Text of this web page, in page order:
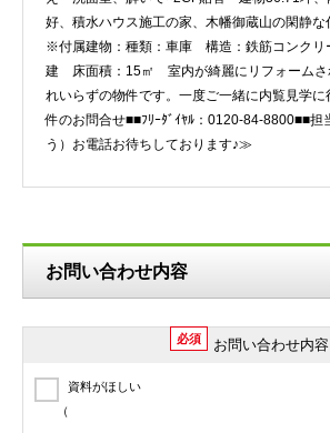
好、積水ハウス施工の家、木幡御蔵山の閑静
※付属建物：種類：車庫 構造：鉄筋コンクリ
建 床面積：15㎡ 室内が綺麗にリフォームさ
れいらずの物件です。一度ご一緒に内覧見学
件のお問合せ■■ﾌﾘｰﾀﾞｲﾔﾙ：0120-84-8800■■担
う）お電話お待ちしております♪≫
お問い合わせ内容
必須 お問い合わせ内容
資料がほしい
（